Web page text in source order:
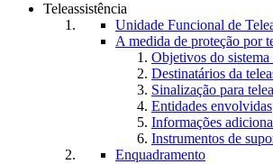
Teleassistência
Unidade Funcional de
A medida de proteção por
Objetivos do sistema
Destinatários da
Sinalização para
Entidades envolvidas
Informações
Instrumentos de
Enquadramento